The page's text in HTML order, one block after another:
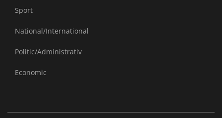
Sport
National/International
Politic/Administrativ
Economic